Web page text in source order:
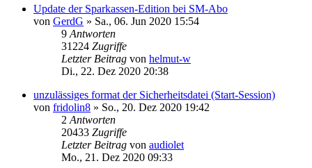
Update der Sparkassen-Edition bei SM-Abo
von GerdG » Sa., 06. Jun 2020 15:54
9 Antworten
31224 Zugriffe
Letzter Beitrag von helmut-w
Di., 22. Dez 2020 20:38
unzulässiges format der Sicherheitsdatei (Start-Session)
von fridolin8 » So., 20. Dez 2020 19:42
2 Antworten
20433 Zugriffe
Letzter Beitrag von audiolet
Mo., 21. Dez 2020 09:33